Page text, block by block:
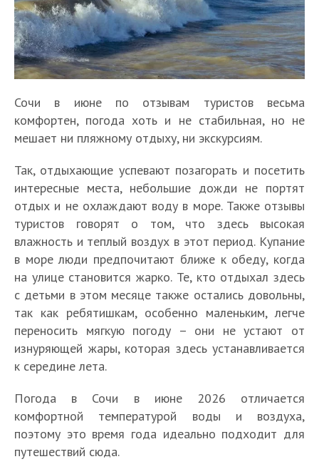
Сочи в июне по отзывам туристов весьма
комфортен, погода хоть и не стабильная, но не
мешает ни пляжному отдыху, ни экскурсиям.
Так, отдыхающие успевают позагорать и посетить
интересные места, небольшие дожди не портят
отдых и не охлаждают воду в море. Также отзывы
туристов говорят о том, что здесь высокая
влажность и теплый воздух в этот период. Купание
в море люди предпочитают ближе к обеду, когда
на улице становится жарко. Те, кто отдыхал здесь
с детьми в этом месяце также остались довольны,
так как ребятишкам, особенно маленьким, легче
переносить мягкую погоду – они не устают от
изнуряющей жары, которая здесь устанавливается
к середине лета.
Погода в Сочи в июне 2026 отличается
комфортной температурой воды и воздуха,
поэтому это время года идеально подходит для
путешествий сюда.